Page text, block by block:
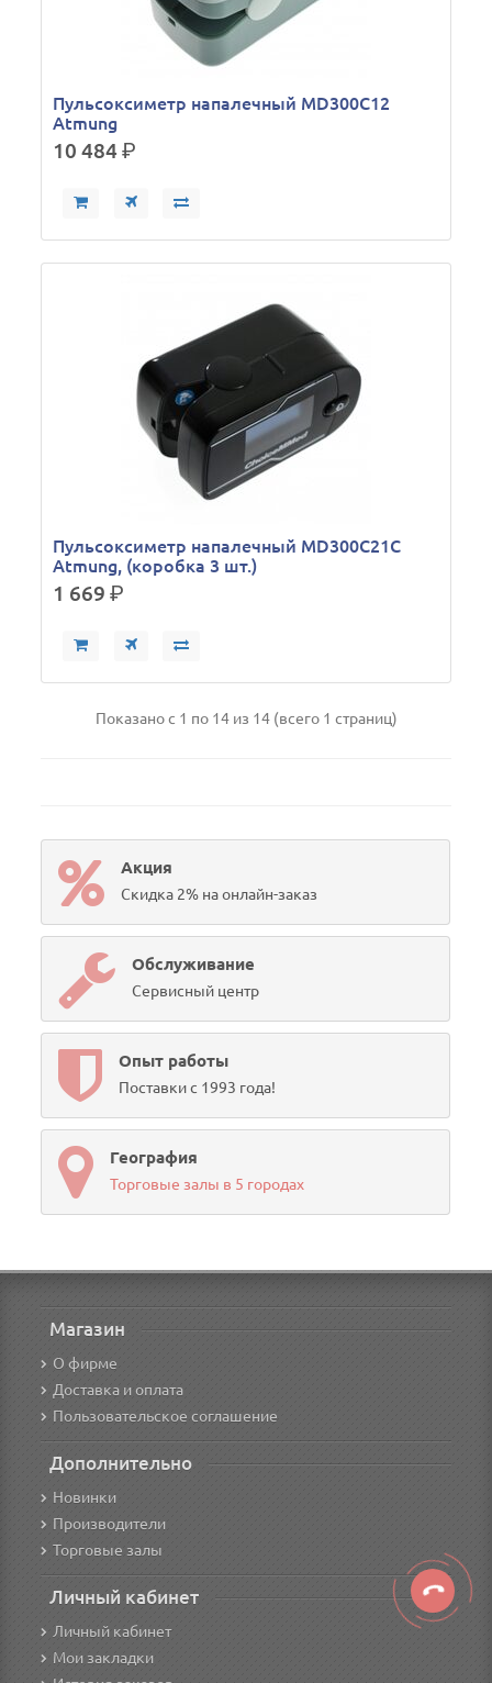
Пульсоксиметр напалечный MD300C12
Atmung
10 484р.
Пульсоксиметр напалечный MD300C21C
Atmung, (коробка 3 шт.)
1 669р.
Показано с 1 по 14 из 14 (всего 1 страниц)
Акция
Скидка 2% на онлайн-заказ
Обслуживание
Сервисный центр
Опыт работы
Поставки с 1993 года!
География
Торговые залы в 5 городах
Магазин
О фирме
Доставка и оплата
Пользовательское соглашение
Дополнительно
Новинки
Производители
Торговые залы
Личный кабинет
Личный кабинет
Мои закладки